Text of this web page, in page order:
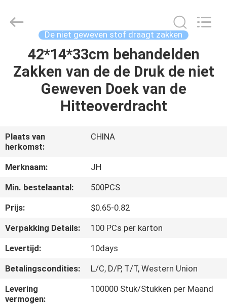
HUIS
PRODUCTEN
ONS
FABRIEKSREIS
KWALITEITSCONTROLE
CONTACTEER
ONS
NIEUWS
Material
De niet geweven stof draagt zakken
42*14*33cm behandelden
Zakken van de de Druk de niet
Geweven Doek van de
Hitteoverdracht
Plaats van
herkomst:
CHINA
Merknaam:
JH
Min. bestelaantal:
500PCS
Prijs:
$0.65-0.82
Verpakking Details:
100 PCs per karton
Levertijd:
10days
Betalingscondities:
L/C, D/P, T/T, Western Union
Levering
vermogen:
100000 Stuk/Stukken per Maand